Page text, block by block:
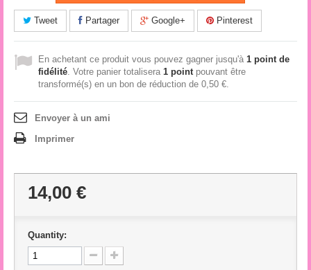
Tweet Partager Google+ Pinterest
En achetant ce produit vous pouvez gagner jusqu'à 1 point de
fidélité. Votre panier totalisera 1 pointpouvant être
transformé(s) en un bon de réduction de 0,50 €.
Envoyer à un ami
Imprimer
14,00 €
Quantity: